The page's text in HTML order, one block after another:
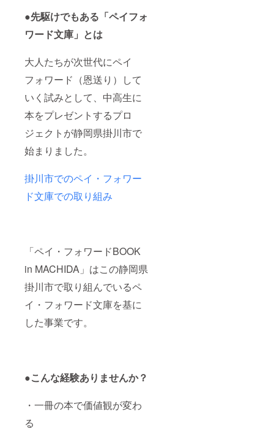
●先駆けでもある「ペイフォ
ワード文庫」とは
大人たちが次世代にペイ
フォワード（恩送り）して
いく試みとして、中高生に
本をプレゼントするプロ
ジェクトが静岡県掛川市で
始まりました。
掛川市でのペイ・フォワー
ド文庫での取り組み
「ペイ・フォワードBOOK
in MACHIDA」はこの静岡県
掛川市で取り組んでいるペ
イ・フォワード文庫を基に
した事業です。
●こんな経験ありませんか？
・一冊の本で価値観が変わ
る